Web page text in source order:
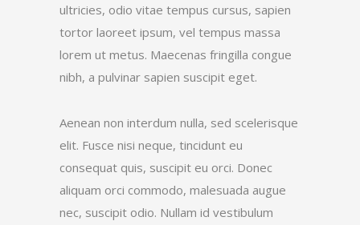
ultricies, odio vitae tempus cursus, sapien
tortor laoreet ipsum, vel tempus massa
lorem ut metus. Maecenas fringilla congue
nibh, a pulvinar sapien suscipit eget.
Aenean non interdum nulla, sed scelerisque
elit. Fusce nisi neque, tincidunt eu
consequat quis, suscipit eu orci. Donec
aliquam orci commodo, malesuada augue
nec, suscipit odio. Nullam id vestibulum